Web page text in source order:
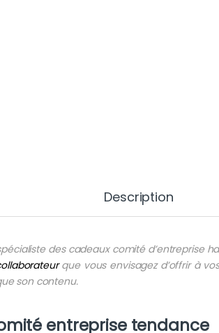
Description
des cadeaux comité d’entreprise
que vous envisagez d’offrir à
son contenu.
entreprise tendance